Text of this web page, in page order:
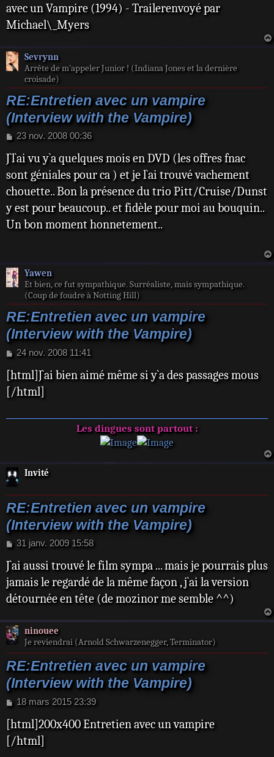
avec un Vampire (1994) - Trailerenvoyé par
Michael\_Myers
Sevrynn
Arrête de m’appeler Junior ! (Indiana Jones et la dernière
croisade)
RE:Entretien avec un vampire
(Interview with the Vampire)
M
s
a
g
23 nov. 2008 00:36
J`l`ai vu y`a quelques mois en DVD (les offres fnac
sont géniales pour ca ) et je l`ai trouvé vachement
chouette.. Bon la présence du trio Pitt/Cruise/Dunst
y est pour beaucoup.. et fidèle pour moi au bouquin..
Un bon moment honnetement..
Yawen
Et bien, ce fut sympathique. Surréaliste, mais sympathique.
(Coup de foudre à Notting Hill)
RE:Entretien avec un vampire
(Interview with the Vampire)
M
s
s
a
e
24 nov. 2008 11:41
[html]J`ai bien aimé même si y`a des passages mous
[/html]
Les dingues sont partout :
Invité
RE:Entretien avec un vampire
(Interview with the Vampire)
M
s
a
g
31 janv. 2009 15:58
J`ai aussi trouvé le film sympa ... mais je pourrais plus
jamais le regardé de la même façon , j`ai la version
détournée en tête (de mozinor me semble ^^)
ninouee
Je reviendrai (Arnold Schwarzenegger, Terminator)
RE:Entretien avec un vampire
(Interview with the Vampire)
M
s
s
a
18 mars 2015 23:39
[html]200x400 Entretien avec un vampire
[/html]